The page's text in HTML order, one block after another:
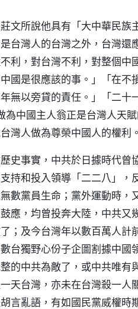
文所說他具有「大中華民族
台灣人的台灣之外，台灣還
利，對台灣不利，對整個中
國是很應該的事。」「在不
無以旁貸的責任。」「二十
中國主人翁正是台灣人天
灣人做為尊榮中國人的權利。
史事實，中共於日據時代曾
持和投入領導「二二八」，
數黨員生命；黨外運動時，
應，均曾投奔大陸，中共又
；及今台灣年以數百萬人計
台獨野心份子企圖割據中國
的中共為敵了，或中共唯有
天台灣，亦未在台灣殺一人
言亂語，有如國民黨威權時